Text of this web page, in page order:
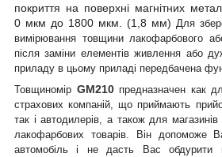
покриття на поверхні магнітних
0 мкм до 1800 мкм. (1,8 мм) Для
вимірювання товщини лакофарбового
після заміни елементів живлення або
приладу в цьому приладі передбачена
Товщиномір GM210предназначен как
страхових компаній, що приймають
так і автодилерів, а також для
лакофарбових товарів. Він допоможе
автомобіль і не дасть Вас обдурити